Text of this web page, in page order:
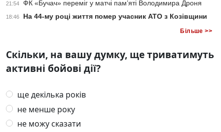
21:54 ФК «Бучач» переміг у матчі пам’яті Володимира Дроня
18:46 На 44-му році життя помер учасник АТО з Козівщини
Більше >>
Скільки, на вашу думку, ще триватимуть
активні бойові дії?
ще декілька років
не менше року
не можу сказати